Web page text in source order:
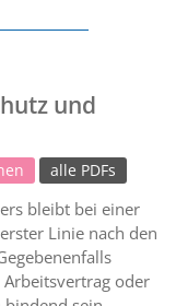
und
alle PDFs
bleibt bei einer
Linie nach den
oder